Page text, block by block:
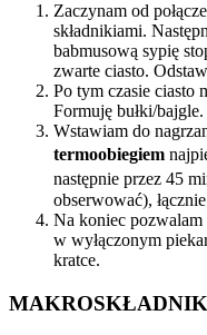
Zaczynam od
składnikiami.
babmusową sypię
zwarte ciasto.
Po tym czasie ciasto
Formuję bułki/bajgle.
Wstawiam do
termoobiegiem
następnie przez 45
obserwować),
Na koniec pozwalam
w wyłączonym
kratce.